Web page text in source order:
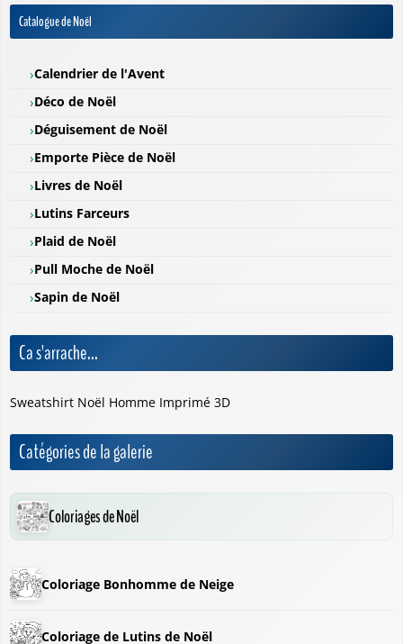
Catalogue de Noël
Calendrier de l'Avent
Déco de Noël
Déguisement de Noël
Emporte Pièce de Noël
Livres de Noël
Lutins Farceurs
Plaid de Noël
Pull Moche de Noël
Sapin de Noël
Ca s'arrache...
Sweatshirt Noël Homme Imprimé 3D
Catégories de la galerie
Coloriages de Noël
Coloriage Bonhomme de Neige
Coloriage de Lutins de Noël